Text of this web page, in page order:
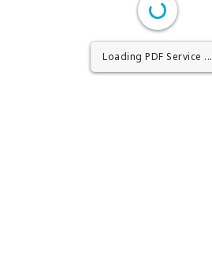
Loading PDF Worker ...
Loading PDF Service ...